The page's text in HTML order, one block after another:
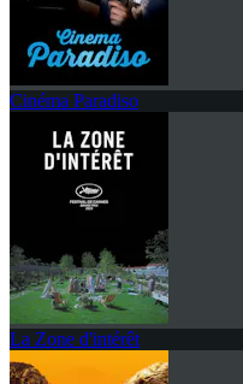
Cinéma Paradiso
La Zone d'intérêt